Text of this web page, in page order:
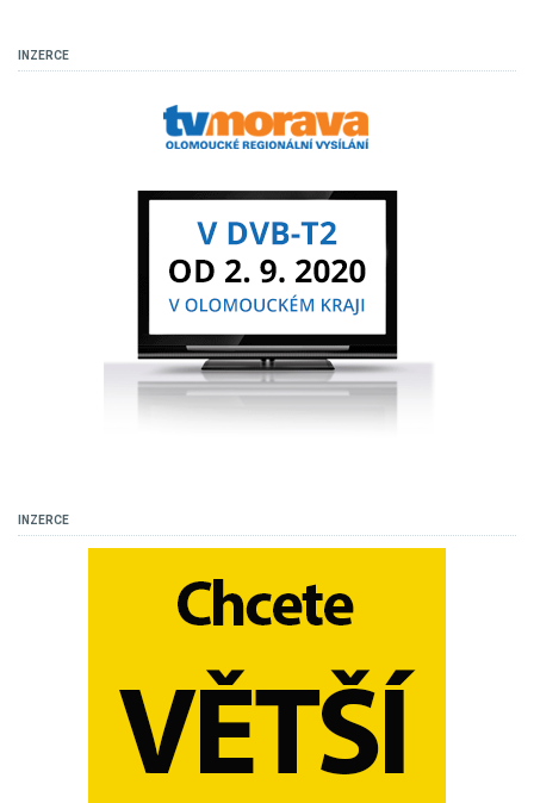
INZERCE
INZERCE